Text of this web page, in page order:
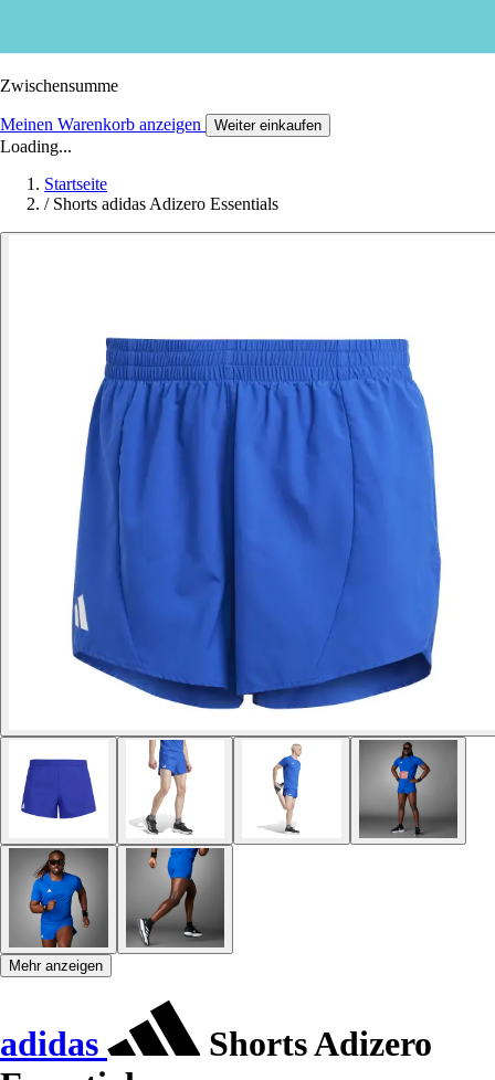
Zwischensumme
Meinen Warenkorb anzeigen Weiter einkaufen
Loading...
Startseite
/ Shorts adidas Adizero Essentials
Mehr anzeigen
adidas
Shorts Adizero